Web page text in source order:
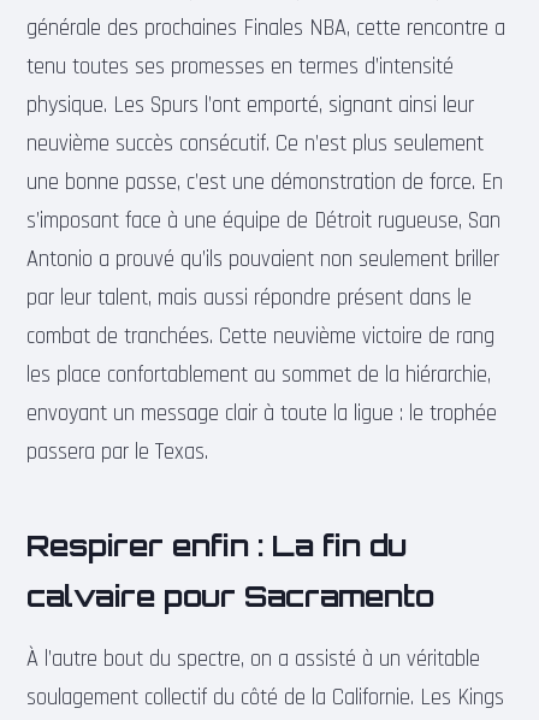
générale des prochaines Finales NBA, cette rencontre a
tenu toutes ses promesses en termes d’intensité
physique. Les Spurs l’ont emporté, signant ainsi leur
neuvième succès consécutif. Ce n’est plus seulement
une bonne passe, c’est une démonstration de force. En
s’imposant face à une équipe de Détroit rugueuse, San
Antonio a prouvé qu’ils pouvaient non seulement briller
par leur talent, mais aussi répondre présent dans le
combat de tranchées. Cette neuvième victoire de rang
les place confortablement au sommet de la hiérarchie,
envoyant un message clair à toute la ligue : le trophée
passera par le Texas.
Respirer enfin : La fin du
calvaire pour Sacramento
À l’autre bout du spectre, on a assisté à un véritable
soulagement collectif du côté de la Californie. Les Kings